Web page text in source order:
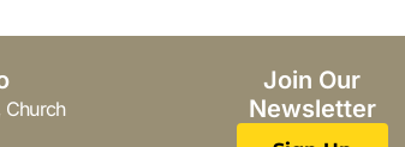
Church
Join Our
Newsletter